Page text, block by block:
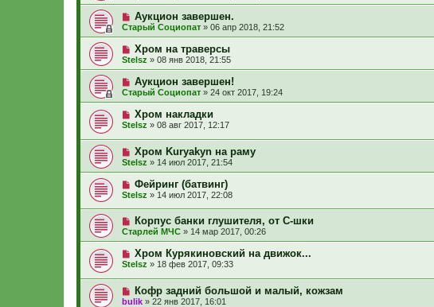
Аукцион завершен.
Старый Социопат » 06 апр 2018, 21:52
Хром на траверсы
Stelsz » 08 янв 2018, 21:55
Аукцион завершен!
Старый Социопат » 24 окт 2017, 19:24
Хром накладки
Stelsz » 08 авг 2017, 12:17
Хром Kuryakyn на раму
Stelsz » 14 июл 2017, 21:54
Фейринг (батвинг)
Stelsz » 14 июл 2017, 22:08
Корпус банки глушителя, от С-шки
Старлей МЧС » 14 мар 2017, 00:26
Хром Курякиновский на движок...
Stelsz » 18 фев 2017, 09:33
Кофр задний большой и малый, кожзам
bulik » 22 янв 2017, 16:01